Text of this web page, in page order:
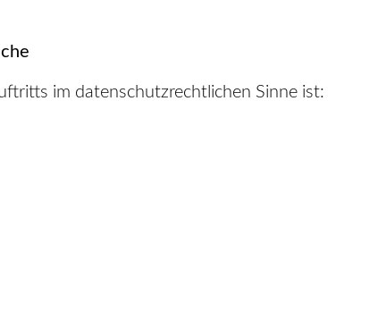
im datenschutzrechtlichen Sinne ist: